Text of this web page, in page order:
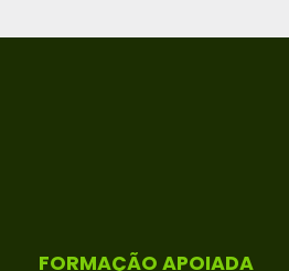
FORMAÇÃO APOIADA